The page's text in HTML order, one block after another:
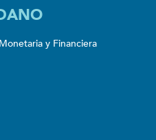
y Financiera